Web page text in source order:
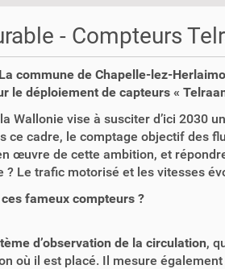
- Compteurs
commune de Chapelle-lez-
le déploiement de capteurs «
Wallonie vise à susciter d’ici 2030
ce cadre, le comptage objectif des
œuvre de cette ambition, et
? Le trafic motorisé et les vitesses
fameux compteurs ?
d’observation de la circulation,
où il est placé. Il mesure